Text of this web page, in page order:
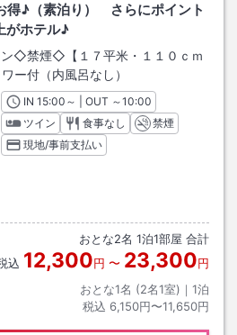
得♪（素泊り） さらにポイント
ホテル♪
ン◇禁煙◇【１７平米・１１０ｃｍ
ー付（内風呂なし）
INチェックイン
15:00 ～ | OUT チェックアウト
～10:00
ツイン
食事なし
禁煙
現地/事前支払い
おとな2名 1泊1部屋 合計
込 12,300円 〜 23,300円
おとな1名 (2名1室)｜ 1泊
税込 6,150円〜11,650円